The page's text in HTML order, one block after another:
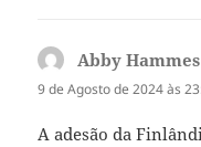
Abby Hammes
9 de Agosto de 2024 às
A adesão da